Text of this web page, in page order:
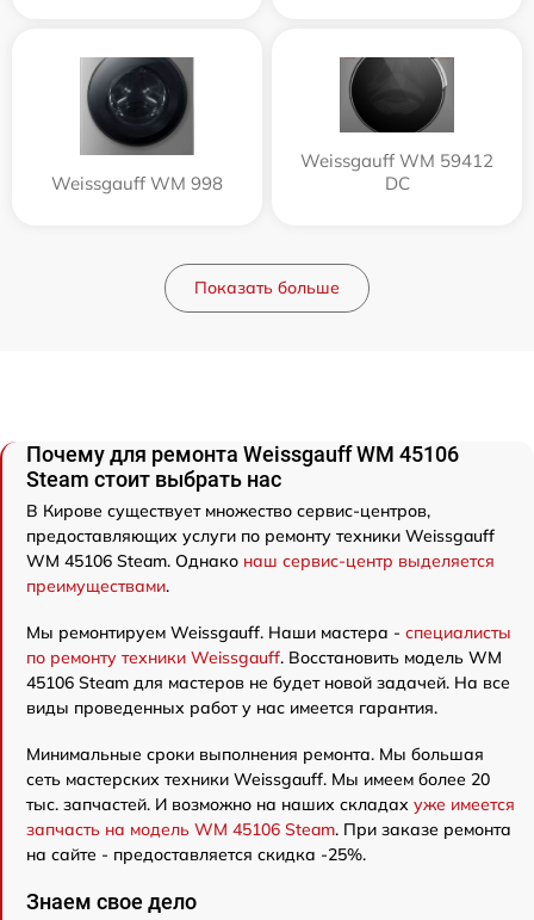
Weissgauff WM 998
Weissgauff WM 59412
DC
Показать больше
Почему для ремонта Weissgauff WM 45106
Steam стоит выбрать нас
В Кирове существует множество сервис-центров,
предоставляющих услуги по ремонту техники Weissgauff
WM 45106 Steam. Однако наш сервис-центр выделяется
преимуществами.
Мы ремонтируем Weissgauff. Наши мастера - специалисты
по ремонту техники Weissgauff. Восстановить модель WM
45106 Steam для мастеров не будет новой задачей. На все
виды проведенных работ у нас имеется гарантия.
Минимальные сроки выполнения ремонта. Мы большая
сеть мастерских техники Weissgauff. Мы имеем более 20
тыс. запчастей. И возможно на наших складах уже имеется
запчасть на модель WM 45106 Steam. При заказе ремонта
на сайте - предоставляется скидка -25%.
Знаем свое дело